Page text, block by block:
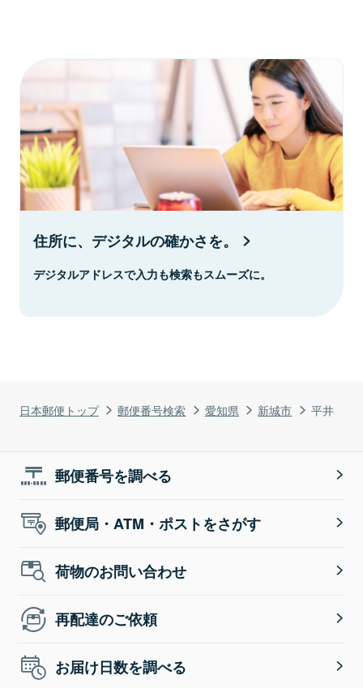
日本郵便トップ 郵便番号検索 愛知県 新城市 平井
住所に、デジタルの確かさを。
デジタルアドレスで入力も検索もスムーズに。
郵便番号を調べる
郵便局・ATM・ポストをさがす
荷物のお問い合わせ
再配達のご依頼
お届け日数を調べる